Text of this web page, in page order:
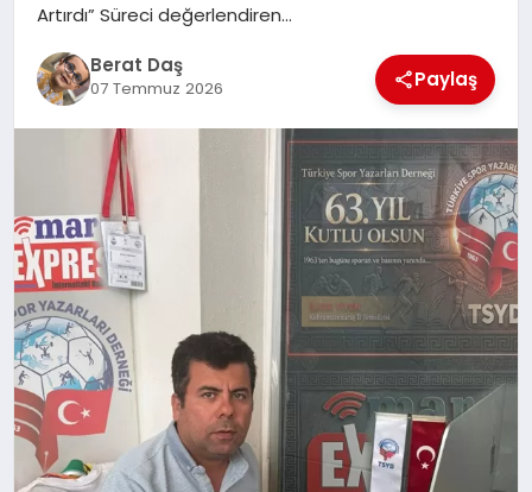
Artırdı” Süreci değerlendiren…
Berat Daş
07 Temmuz 2026 Paylaş